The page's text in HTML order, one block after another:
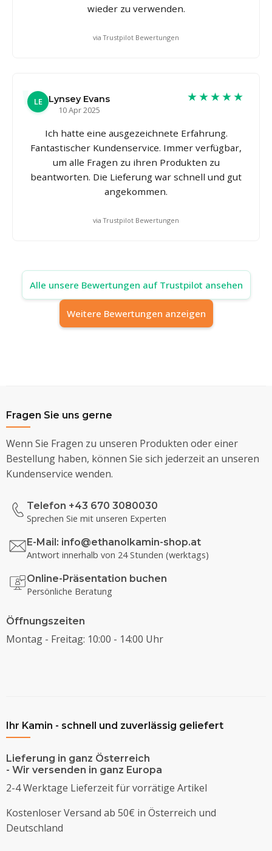
wieder zu verwenden.
via Trustpilot Bewertungen
LE
Lynsey Evans
10 Apr 2025
★★★★★
Ich hatte eine ausgezeichnete Erfahrung.
Fantastischer Kundenservice. Immer verfügbar,
um alle Fragen zu ihren Produkten zu
beantworten. Die Lieferung war schnell und gut
angekommen.
via Trustpilot Bewertungen
Alle unsere Bewertungen auf Trustpilot ansehen
Weitere Bewertungen anzeigen
Fragen Sie uns gerne
Wenn Sie Fragen zu unseren Produkten oder einer
Bestellung haben, können Sie sich jederzeit an unseren
Kundenservice wenden.
Telefon +43 670 3080030
Sprechen Sie mit unseren Experten
E-Mail: info@ethanolkamin-shop.at
Antwort innerhalb von 24 Stunden (werktags)
Online-Präsentation buchen
Persönliche Beratung
Öffnungszeiten
Montag - Freitag: 10:00 - 14:00 Uhr
Ihr Kamin - schnell und zuverlässig geliefert
Lieferung in ganz Österreich
- Wir versenden in ganz Europa
2-4 Werktage Lieferzeit für vorrätige Artikel
Kostenloser Versand ab 50€ in Österreich und
Deutschland